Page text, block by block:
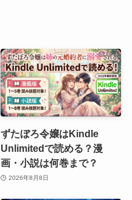
ずたぼろ令嬢はKindle
Unlimitedで読める？漫
画・小説は何巻まで？
2026年8月8日